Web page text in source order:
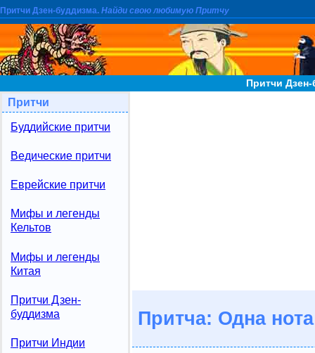
Притчи Дзен-буддизма. Найди свою любимую Притчу
Притчи
Притчи
Буддийские притчи
Ведические притчи
Еврейские притчи
Мифы и легенды
Кельтов
Мифы и легенды
Китая
Притчи Дзен-
буддизма
Притчи Индии
Притча: Одна